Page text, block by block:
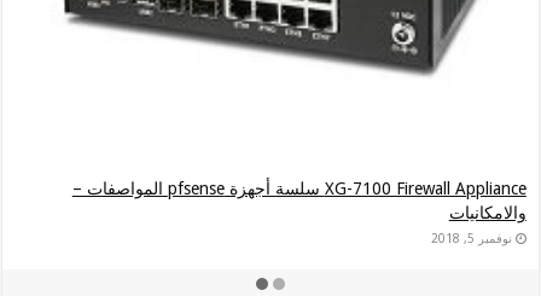
XG-7100 Firewall Appliance سلسة أجهزة pfsense المواصفات –